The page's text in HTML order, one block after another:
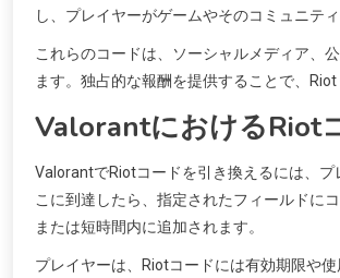
し、プレイヤーがゲームやそのコミュニテ
これらのコードは、ソーシャルメディア、
ます。独占的な報酬を提供することで、
ValorantにおけるRiot
ValorantでRiotコードを引き換えるには、
こに到達したら、指定されたフィールドに
または短時間内に追加されます。
プレイヤーは、Riotコードには有効期限や